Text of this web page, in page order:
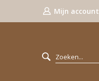
Mijn account